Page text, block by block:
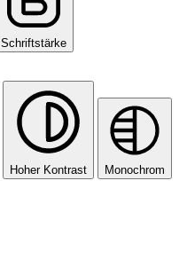
Schriftstärke
Hoher Kontrast Monochrom